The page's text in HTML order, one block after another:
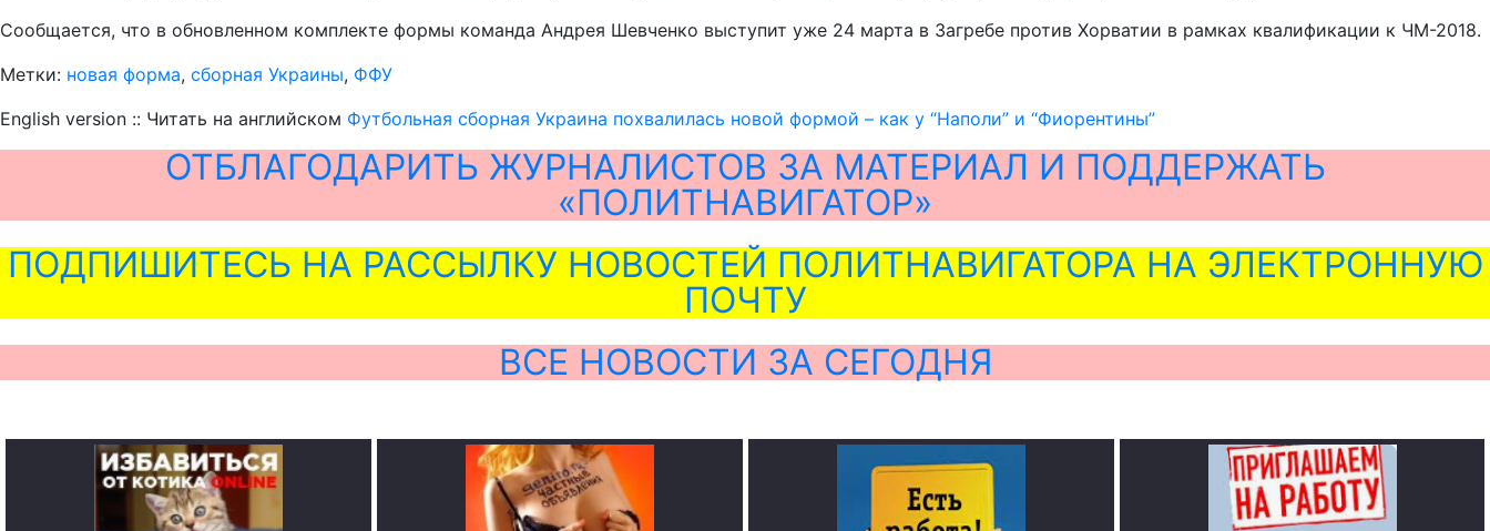
Сообщается, что в обновленном комплекте формы команда Андрея Шевченко выступит уже 24 марта в Загребе против Хорватии в рамках квалификации к ЧМ-2018.
Метки: новая форма, сборная Украины, ФФУ
English version :: Читать на английском Футбольная сборная Украина похвалилась новой формой – как у “Наполи” и “Фиорентины”
ОТБЛАГОДАРИТЬ ЖУРНАЛИСТОВ ЗА МАТЕРИАЛ И ПОДДЕРЖАТЬ
«ПОЛИТНАВИГАТОР»
ПОДПИШИТЕСЬ НА РАССЫЛКУ НОВОСТЕЙ ПОЛИТНАВИГАТОРА НА ЭЛЕКТРОННУЮ
ПОЧТУ
ВСЕ НОВОСТИ ЗА СЕГОДНЯ